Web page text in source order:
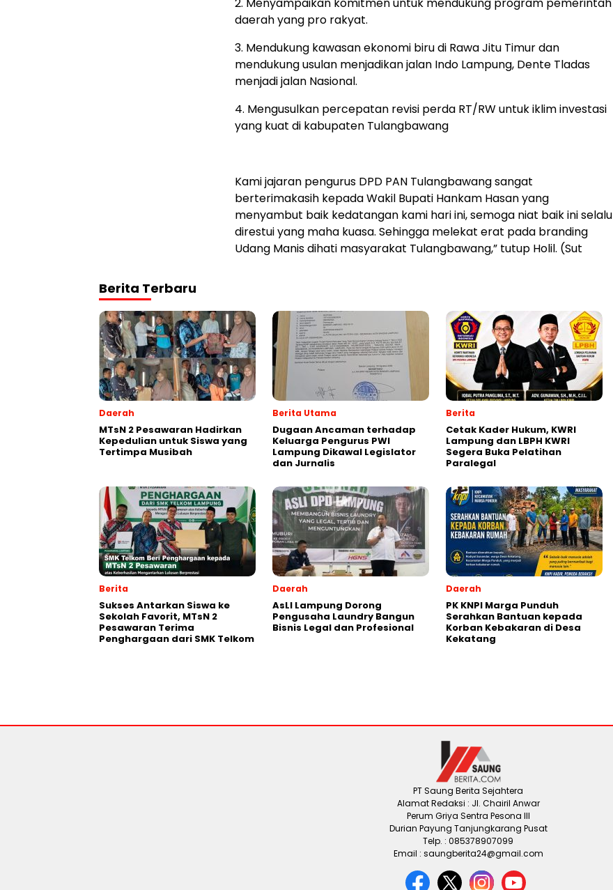
2. Menyampaikan komitmen untuk mendukung program pemerintah
daerah yang pro rakyat.
3. Mendukung kawasan ekonomi biru di Rawa Jitu Timur dan
mendukung usulan menjadikan jalan Indo Lampung, Dente Tladas
menjadi jalan Nasional.
4. Mengusulkan percepatan revisi perda RT/RW untuk iklim investasi
yang kuat di kabupaten Tulangbawang
Kami jajaran pengurus DPD PAN Tulangbawang sangat
berterimakasih kepada Wakil Bupati Hankam Hasan yang
menyambut baik kedatangan kami hari ini, semoga niat baik ini selalu
direstui yang maha kuasa. Sehingga melekat erat pada branding
Udang Manis dihati masyarakat Tulangbawang,” tutup Holil. (Sut
Berita Terbaru
Daerah
MTsN 2 Pesawaran Hadirkan
Kepedulian untuk Siswa yang
Tertimpa Musibah
Berita Utama
Dugaan Ancaman terhadap
Keluarga Pengurus PWI
Lampung Dikawal Legislator
dan Jurnalis
Berita
Cetak Kader Hukum, KWRI
Lampung dan LBPH KWRI
Segera Buka Pelatihan
Paralegal
Berita
Sukses Antarkan Siswa ke
Sekolah Favorit, MTsN 2
Pesawaran Terima
Penghargaan dari SMK Telkom
Daerah
AsLI Lampung Dorong
Pengusaha Laundry Bangun
Bisnis Legal dan Profesional
Daerah
PK KNPI Marga Punduh
Serahkan Bantuan kepada
Korban Kebakaran di Desa
Kekatang
PT Saung Berita Sejahtera
Alamat Redaksi : Jl. Chairil Anwar
Perum Griya Sentra Pesona III
Durian Payung Tanjungkarang Pusat
Telp. : 085378907099
Email : saungberita24@gmail.com